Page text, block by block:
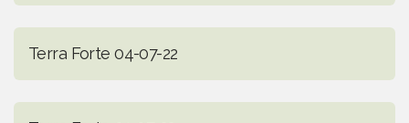
Terra Forte 04-07-22